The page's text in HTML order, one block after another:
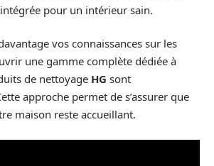
pour un intérieur sain.
vos connaissances sur les
une gamme complète dédiée à
de nettoyage HG sont
approche permet de s’assurer que
maison reste accueillant.